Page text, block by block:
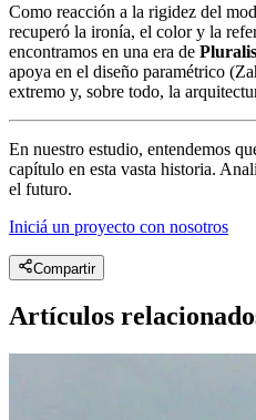
Como reacción a la rigidez del
recuperó la ironía, el color y la
encontramos en una era de
apoya en el diseño paramétrico
extremo y, sobre todo, la
En nuestro estudio, entendemos
capítulo en esta vasta historia.
el futuro.
Iniciá un proyecto con nosotros
Compartir
Artículos